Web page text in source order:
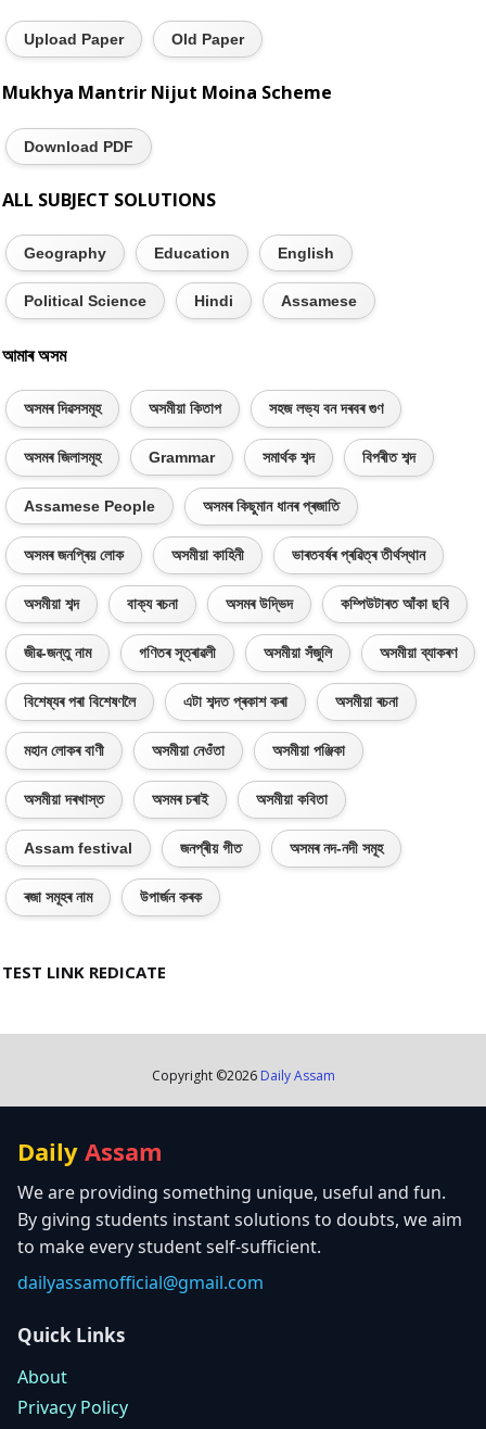
Upload Paper Old Paper
Mukhya Mantrir Nijut Moina Scheme
Download PDF
ALL SUBJECT SOLUTIONS
Geography Education English
Political Science Hindi Assamese
আমাৰ অসম
অসমৰ দিৱসসমূহ অসমীয়া কিতাপ সহজ লভ্য বন দৰবৰ গুণ
অসমৰ জিলাসমূহ Grammar সমাৰ্থক শব্দ বিপৰীত শব্দ
Assamese People অসমৰ কিছুমান ধানৰ প্ৰজাতি
অসমৰ জনপ্ৰিয় লোক অসমীয়া কাহিনী ভাৰতবৰ্ষৰ প্ৰৱিত্ৰ তীৰ্থস্থান
অসমীয়া শব্দ বাক্য ৰচনা অসমৰ উদ্ভিদ কম্পিউটাৰত আঁকা ছবি
জীৱ-জন্তু নাম গণিতৰ সূত্ৰাৱলী অসমীয়া সঁজুলি অসমীয়া ব্যাকৰণ
বিশেষ্যৰ পৰা বিশেষণলৈ এটা শব্দত প্ৰকাশ কৰা অসমীয়া ৰচনা
মহান লোকৰ বাণী অসমীয়া নেওঁতা অসমীয়া পঞ্জিকা
অসমীয়া দৰখাস্ত অসমৰ চৰাই অসমীয়া কবিতা
Assam festival জনপ্ৰীয় গীত অসমৰ নদ-নদী সমূহ
ৰজা সমূহৰ নাম উপাৰ্জন কৰক
TEST LINK REDICATE
Copyright ©2026 Daily Assam
Daily Assam
We are providing something unique, useful and fun.
By giving students instant solutions to doubts, we aim
to make every student self-sufficient.
dailyassamofficial@gmail.com
Quick Links
About
Privacy Policy